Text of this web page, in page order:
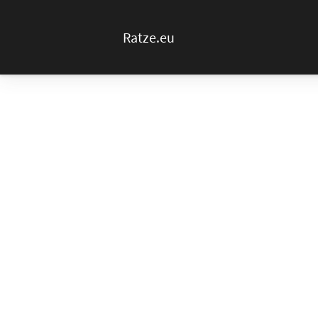
Ratze.eu